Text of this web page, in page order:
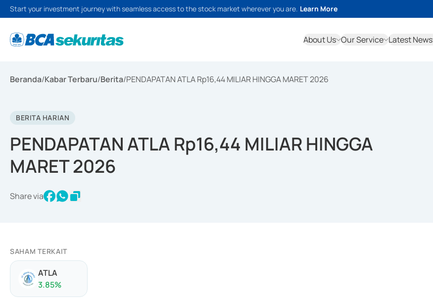
Start your investment journey with seamless access to the stock market wherever you are. Learn More
About Us Our Service Latest News
Beranda/Kabar Terbaru/Berita/PENDAPATAN ATLA Rp16,44 MILIAR HINGGA MARET 2026
BERITA HARIAN
PENDAPATAN ATLA Rp16,44 MILIAR HINGGA
MARET 2026
Share via
SAHAM TERKAIT
ATLA
3.85%